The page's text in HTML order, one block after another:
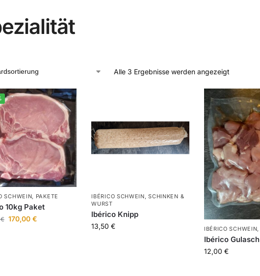
Alle 3 Ergebnisse werden angezeigt
SCHWEIN PAKETE
10kg Paket
€ 170,00 €
IBÉRICO SCHWEIN ,SCHINKEN &
WURST
Ibérico Knipp
13,50€ IBÉRICO SCHWEIN,
Ibérico Gulasch
12,00 €